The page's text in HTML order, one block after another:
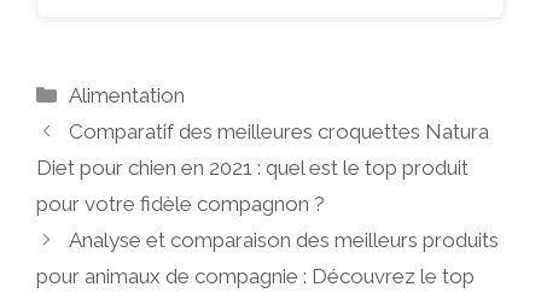
Catégories
Alimentation
Comparatif des meilleures croquettes Natura
Diet pour chien en 2021 : quel est le top produit
pour votre fidèle compagnon ?
Analyse et comparaison des meilleurs produits
pour animaux de compagnie : Découvrez le top